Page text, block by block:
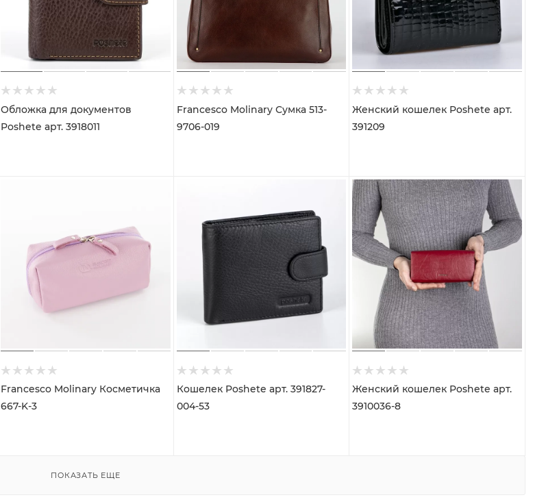
Обложка для документов
Poshete арт. 3918011
Francesco Molinary Сумка 513-
9706-019
Женский кошелек Poshete арт.
391209
Francesco Molinary Косметичка
667-K-3
Кошелек Poshete арт. 391827-
004-53
Женский кошелек Poshete арт.
3910036-8
ПОКАЗАТЬ ЕЩЕ